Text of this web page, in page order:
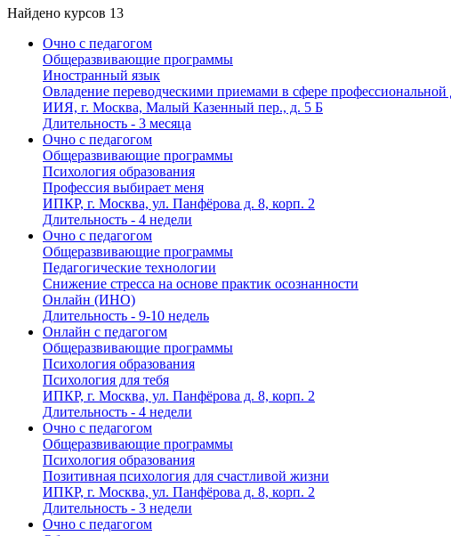
Найдено курсов 13
Очно с педагогом
Общеразвивающие программы
Иностранный язык
Овладение переводческими приемами в сфере профессиональной
ИИЯ, г. Москва, Малый Казенный пер., д. 5 Б
Длительность - 3 месяца
Очно с педагогом
Общеразвивающие программы
Психология образования
Профессия выбирает меня
ИПКР, г. Москва, ул. Панфёрова д. 8, корп. 2
Длительность - 4 недели
Очно с педагогом
Общеразвивающие программы
Педагогические технологии
Снижение стресса на основе практик осознанности
Онлайн (ИНО)
Длительность - 9-10 недель
Онлайн с педагогом
Общеразвивающие программы
Психология образования
Психология для тебя
ИПКР, г. Москва, ул. Панфёрова д. 8, корп. 2
Длительность - 4 недели
Очно с педагогом
Общеразвивающие программы
Психология образования
Позитивная психология для счастливой жизни
ИПКР, г. Москва, ул. Панфёрова д. 8, корп. 2
Длительность - 3 недели
Очно с педагогом